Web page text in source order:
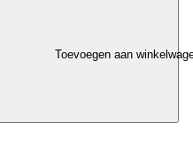
Toevoegen aan